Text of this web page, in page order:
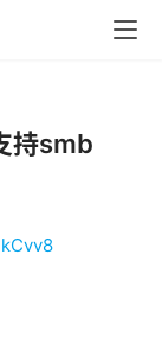
持smb